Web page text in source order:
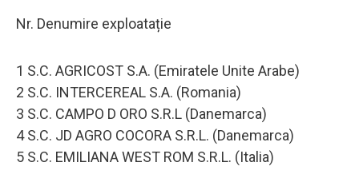
Nr. Denumire exploatație
1 S.C. AGRICOST S.A. (Emiratele Unite Arabe)
2 S.C. INTERCEREAL S.A. (Romania)
3 S.C. CAMPO D ORO S.R.L (Danemarca)
4 S.C. JD AGRO COCORA S.R.L. (Danemarca)
5 S.C. EMILIANA WEST ROM S.R.L. (Italia)